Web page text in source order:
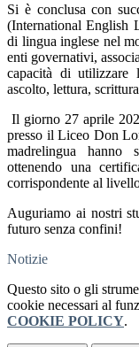
Si è conclusa con
(International English
di lingua inglese nel
enti governativi,
capacità di utilizzare
ascolto, lettura,
Il giorno 27 aprile
presso il Liceo Don
madrelingua hanno
ottenendo una
corrispondente al
Auguriamo ai nostri
futuro senza confini!
Notizie
Questo sito o gli
cookie necessari al
COOKIE POLICY.